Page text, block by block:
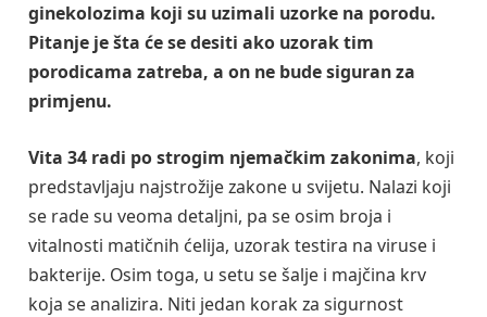
ginekolozima koji su uzimali uzorke na porodu.
Pitanje je šta će se desiti ako uzorak tim
porodicama zatreba, a on ne bude siguran za
primjenu.
Vita 34 radi po strogim njemačkim zakonima, koji
predstavljaju najstrožije zakone u svijetu. Nalazi koji
se rade su veoma detaljni, pa se osim broja i
vitalnosti matičnih ćelija, uzorak testira na viruse i
bakterije. Osim toga, u setu se šalje i majčina krv
koja se analizira. Niti jedan korak za sigurnost